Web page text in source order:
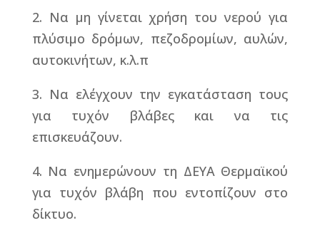
2. Να μη γίνεται χρήση του νερού για
πλύσιμο δρόμων, πεζοδρομίων, αυλών,
αυτοκινήτων, κ.λ.π
3. Να ελέγχουν την εγκατάσταση τους
για τυχόν βλάβες και να τις
επισκευάζουν.
4. Να ενημερώνουν τη ΔΕΥΑ Θερμαϊκού
για τυχόν βλάβη που εντοπίζουν στο
δίκτυο.